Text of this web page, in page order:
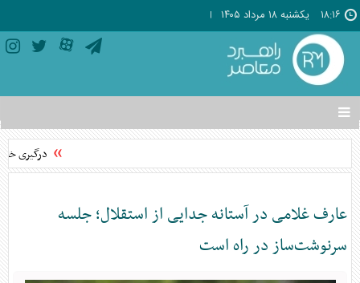
۱۸:۱۶ يکشنبه ۱۸ مرداد ۱۴۰۵
تغییر
وضعیت
منوی
ها
درگیری
عارف غلامی در آستانه جدایی از استقلال؛ جلسه
سرنوشت‌ساز در راه است